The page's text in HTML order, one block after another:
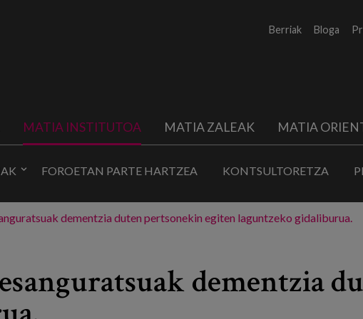
Berriak Bloga
MATIA INSTITUTOA MATIA ZALEAK MATIA
FOROETAN PARTE HARTZEA KONTSULTORETZA
dementzia duten pertsonekin egiten laguntzeko gidaliburua.
dementzia